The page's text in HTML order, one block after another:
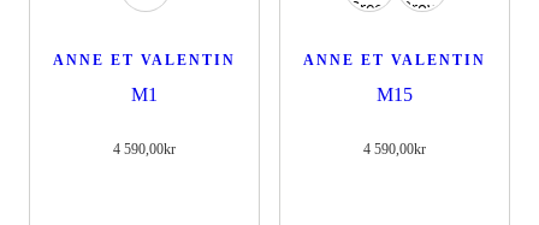
ANNE ET VALENTIN
M1
4 590,00kr
ANNE ET VALENTIN
M15
4 590,00kr